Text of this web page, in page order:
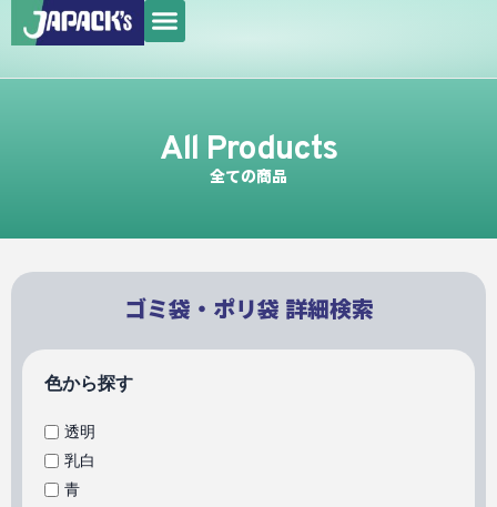
容
メ
ニ
ュ
All Products
全ての商品
ゴミ袋・ポリ袋 詳細検索
色から探す
透明
乳白
青